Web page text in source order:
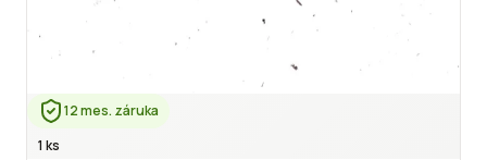
12 mes. záruka
1 ks